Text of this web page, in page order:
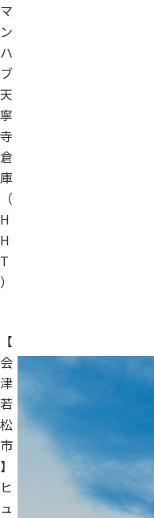
マ
ン
ハ
ブ
天
寧
寺
倉
庫
（
H
H
T
）
【
会
津
若
松
市
】
ヒ
ュ